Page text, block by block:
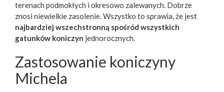
terenach podmokłych i okresowo zalewanych. Dobrze
znosi niewielkie zasolenie. Wszystko to sprawia, że jest
najbardziej wszechstronną spośród wszystkich
gatunków koniczyn jednorocznych.
Zastosowanie koniczyny
Michela